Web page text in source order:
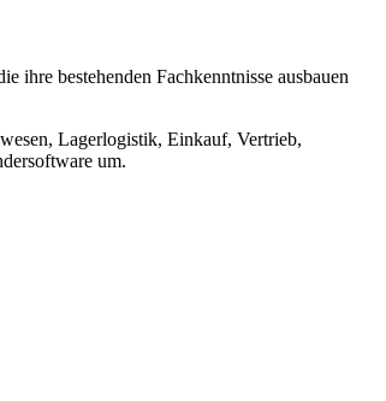
ihre bestehenden Fachkenntnisse ausbauen
Lagerlogistik, Einkauf, Vertrieb,
um.